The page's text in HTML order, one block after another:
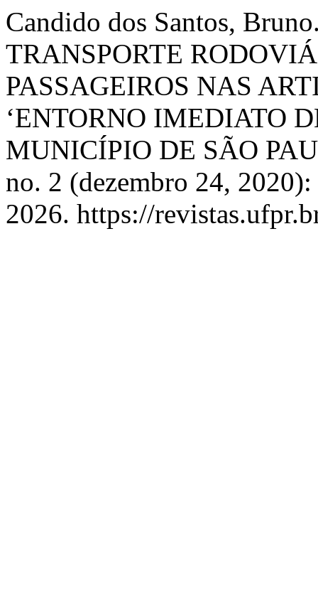
Candido dos Santos,
TRANSPORTE
PASSAGEIROS NAS
‘ENTORNO IMEDIATO
MUNICÍPIO DE SÃO
no. 2 (dezembro 24,
2026. https://